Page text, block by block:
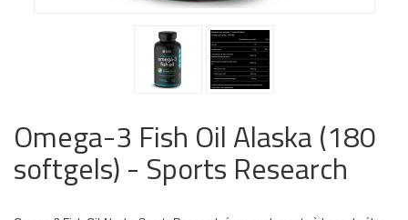
Omega-3 Fish Oil Alaska (180
softgels) - Sports Research